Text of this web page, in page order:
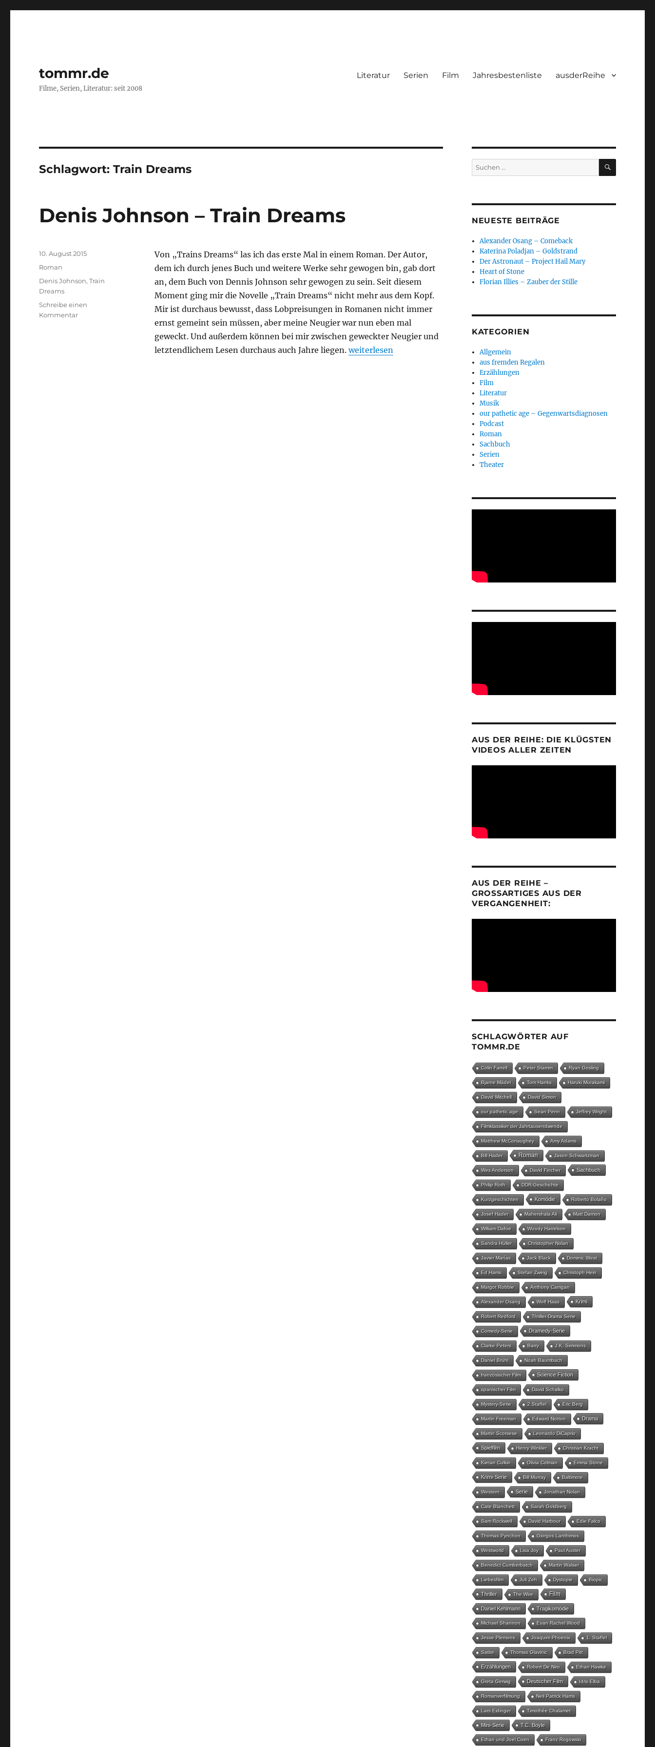
tommr.de
Filme, Serien, Literatur: seit 2008
Literatur Serien Film Jahresbestenliste ausderReihe
Schlagwort:Train Dreams
Denis Johnson – Train Dreams
Von „Trains Dreams“ las ich das erste Mal in einem Roman. Der Autor,
dem ich durch jenes Buch und weitere Werke sehr gewogen bin, gab dort
an, dem Buch von Dennis Johnson sehr gewogen zu sein. Seit diesem
Moment ging mir die Novelle „Train Dreams“ nicht mehr aus dem Kopf.
Mir ist durchaus bewusst, dass Lobpreisungen in Romanen nicht immer
ernst gemeint sein müssen, aber meine Neugier war nun eben mal
geweckt. Und außerdem können bei mir zwischen geweckter Neugier und
letztendlichem Lesen durchaus auch Jahre liegen.„Denis Johnson – Train Dreams“
weiterlesen
Veröffentlicht
10. August 2015
Kategorien
Roman
Schlagwörter
Denis Johnson,Train
Dreams
Schreibe einen
Kommentarzu
Suchen
nach:
SUCHEN
NEUESTE BEITRÄGE
Alexander Osang – Comeback
Katerina Poladjan – Goldstrand
Der Astronaut – Project Hail Mary
Heart of Stone
Florian Illies – Zauber der Stille
KATEGORIEN
Allgemein
aus fremden Regalen
Erzählungen
Film
Literatur
Musik
our pathetic age – Gegenwartsdiagnosen
Podcast
Roman
Sachbuch
Serien
Theater
AUS DER REIHE: DIE KLÜGSTEN
VIDEOS ALLER ZEITEN
AUS DER REIHE –
GROSSARTIGES AUS DER V
ERGANGENHEIT:
SCHLAGWÖRTER AUF
TOMMR.DE
Colin Farrell Peter Stamm Ryan Gosling
Bjarne Mädel Tom Hanks Haruki Murakami
David Mitchell David Simon
our pathetic age Sean Penn Jeffrey Wright
Filmklassiker der Jahrtausendwende
Matthew McConaughey Amy Adams
Bill Hader Roman Jason Schwartzman
Wes Anderson David Fincher Sachbuch
Philip Roth DDR-Geschichte
Kurzgeschichten Komödie Roberto Bolaño
Josef Hader Mahershala Ali Matt Damon
William Dafoe Woody Harrelson
Sandra Hüller Christopher Nolan
Javier Marías Jack Black Dominic West
Ed Harris Stefan Zweig Christoph Hein
Margot Robbie Anthony Carrigan
Alexander Osang Wolf Haas Krimi
Robert Redford Thriller-Drama Serie
Comedy-Serie Dramedy-Serie
Clarke Peters Barry J.K. Simmons
Daniel Brühl Noah Baumbach
französischer Film Science Fiction
spanischer Film David Schalko
Mystery-Serie 2.Staffel Eric Berg
Martin Freeman Edward Norton Drama
Martin Scorsese Leonardo DiCaprio
Spielfilm Henry Winkler Christian Kracht
Kieran Culkin Olivia Colman Emma Stone
Krimi-Serie Bill Murray Baltimore
Western Serie Jonathan Nolan
Cate Blanchett Sarah Goldberg
Sam Rockwell David Harbour Edie Falco
Thomas Pynchon Giorgos Lanthimos
Westworld Lisa Joy Paul Auster
Benedict Cumberbatch Martin Walser
Liebesfilm Juli Zeh Dystopie Biopic
Thriller The Wire Film
Daniel Kehlmann Tragikomödie
Michael Shannon Evan Rachel Wood
Jesse Plemons Joaquim Phoenix 1. Staffel
Satire Thomas Glavinic Brad Pitt
Erzählungen Robert De Niro Ethan Hawke
Greta Gerwig Deutscher Film Idris Elba
Romanverfilmung Neil Patrick Harris
Lars Eidinger Timothée Chalamet
Mini-Serie T.C. Boyle
Ethan und Joel Coen Franz Rogowski